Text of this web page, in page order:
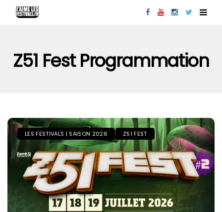
Z51 Fest Programmation
LES FESTIVALS | SAISON 2026 Z51 FEST